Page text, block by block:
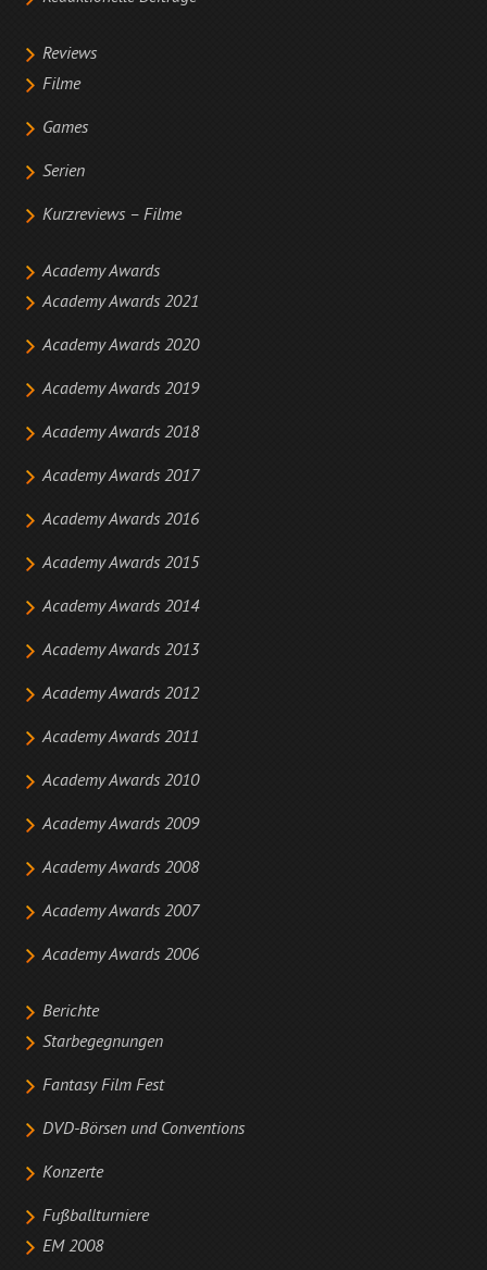
Reviews
Filme
Games
Serien
Kurzreviews – Filme
Academy Awards
Academy Awards 2021
Academy Awards 2020
Academy Awards 2019
Academy Awards 2018
Academy Awards 2017
Academy Awards 2016
Academy Awards 2015
Academy Awards 2014
Academy Awards 2013
Academy Awards 2012
Academy Awards 2011
Academy Awards 2010
Academy Awards 2009
Academy Awards 2008
Academy Awards 2007
Academy Awards 2006
Berichte
Starbegegnungen
Fantasy Film Fest
DVD-Börsen und Conventions
Konzerte
Fußballturniere
EM 2008